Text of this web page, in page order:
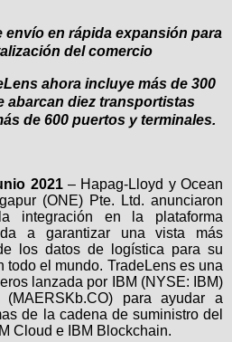
envío en rápida expansión para
del comercio
ahora incluye más de 300
abarcan diez transportistas
de 600 puertos y terminales.
2021– Hapag-Lloyd yOcean
(ONE) Pte. Ltd. anunciaron
integración en la plataforma
a garantizar una vista más
los datos de logística para su
todo el mundo. TradeLens es una
lanzada por IBM (NYSE: IBM)
(MAERSKb.CO) para ayudar a
de la cadena de suministro del
Cloud e IBM Blockchain.